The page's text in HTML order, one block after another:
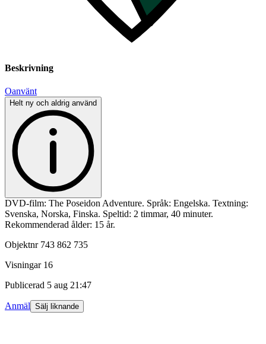
Beskrivning
Oanvänt
Helt ny och aldrig använd
DVD-film: The Poseidon Adventure. Språk: Engelska. Textning:
Svenska, Norska, Finska. Speltid: 2 timmar, 40 minuter.
Rekommenderad ålder: 15 år.
Objektnr 743 862 735
Visningar 16
Publicerad 5 aug 21:47
Anmäl Sälj liknande